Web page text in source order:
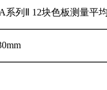
系列Ⅱ 12块色板测量平